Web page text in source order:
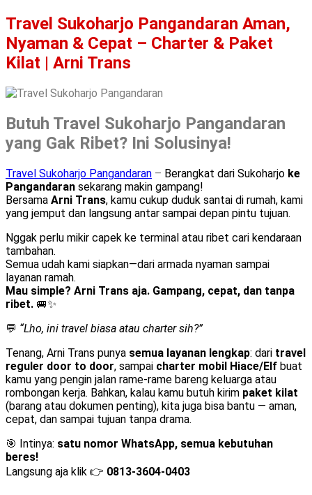
Travel Sukoharjo Pangandaran Aman,
Nyaman & Cepat – Charter & Paket
Kilat | Arni Trans
Butuh Travel Sukoharjo Pangandaran
yang Gak Ribet? Ini Solusinya!
Travel Sukoharjo Pangandaran – Berangkat dari Sukoharjo ke
Pangandaran sekarang makin gampang!
Bersama Arni Trans, kamu cukup duduk santai di rumah, kami
yang jemput dan langsung antar sampai depan pintu tujuan.
Nggak perlu mikir capek ke terminal atau ribet cari kendaraan
tambahan.
Semua udah kami siapkan—dari armada nyaman sampai
layanan ramah.
Mau simple? Arni Trans aja. Gampang, cepat, dan tanpa
ribet. 🚐✨
💬 “Lho, ini travel biasa atau charter sih?”
Tenang, Arni Trans punya semua layanan lengkap: dari travel
reguler door to door, sampai charter mobil Hiace/Elf buat
kamu yang pengin jalan rame-rame bareng keluarga atau
rombongan kerja. Bahkan, kalau kamu butuh kirim paket kilat
(barang atau dokumen penting), kita juga bisa bantu — aman,
cepat, dan sampai tujuan tanpa drama.
🎯 Intinya: satu nomor WhatsApp, semua kebutuhan
beres!
Langsung aja klik 👉 0813-3604-0403